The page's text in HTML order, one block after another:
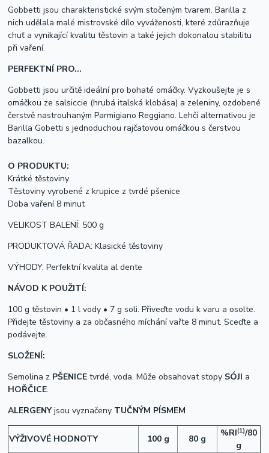
Gobbetti jsou charakteristické svým stočeným tvarem. Barilla z
nich udělala malé mistrovské dílo vyváženosti, které zdůrazňuje
chuť a vynikající kvalitu těstovin a také jejich dokonalou stabilitu
při vaření.
PERFEKTNÍ PRO...
Gobbetti jsou určitě ideální pro bohaté omáčky. Vyzkoušejte je s
omáčkou ze salsiccie (hrubá italská klobása) a zeleniny, ozdobené
čerstvě nastrouhaným Parmigiano Reggiano. Lehčí alternativou je
Barilla Gobetti s jednoduchou rajčatovou omáčkou s čerstvou
bazalkou.
O PRODUKTU:
Krátké těstoviny
Těstoviny vyrobené z krupice z tvrdé pšenice
Doba vaření 8 minut
VELIKOST BALENÍ: 500 g
PRODUKTOVÁ ŘADA: Klasické těstoviny
VÝHODY: Perfektní kvalita al dente
NÁVOD K POUŽITÍ:
100 g těstovin • 1 l vody • 7 g soli. Přiveďte vodu k varu a osolte.
Přidejte těstoviny a za občasného míchání vařte 8 minut. Sceďte a
podávejte.
SLOŽENÍ:
Semolina z PŠENICE tvrdé, voda. Může obsahovat stopy SÓJI a
HOŘČICE.
ALERGENYjsou vyznačeny TUČNÝM PÍSMEM
VÝŽIVOVÉ HODNOTY 100 g 80 g
%RI(1)/80
g